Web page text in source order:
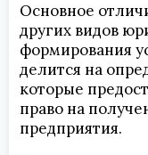
Основное
других видов
формирования
делится на
которые
право на
предприятия.